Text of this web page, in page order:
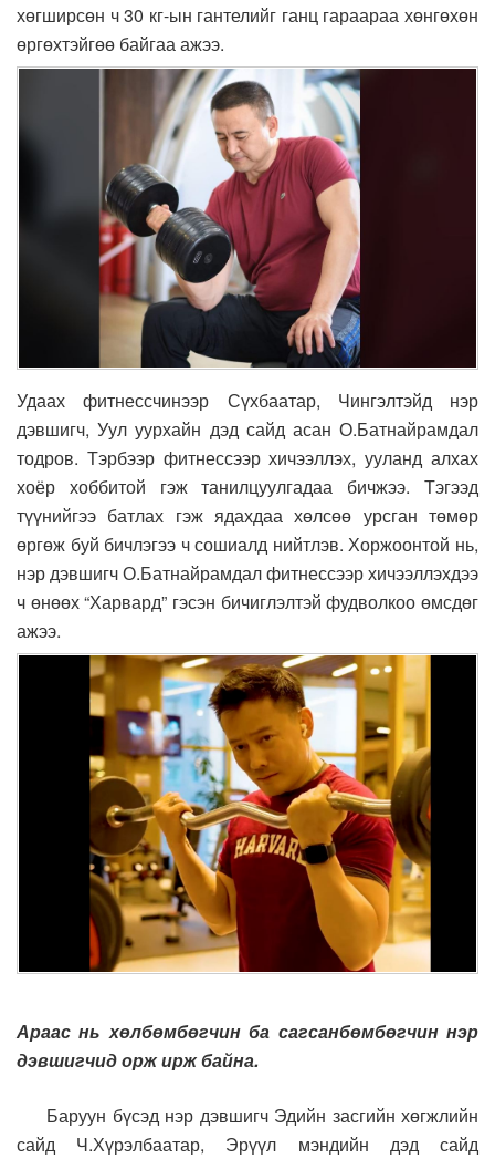
хөгширсөн ч 30 кг-ын гантелийг ганц гараараа хөнгөхөн
өргөхтэйгөө байгаа ажээ.
Удаах фитнессчинээр Сүхбаатар, Чингэлтэйд нэр
дэвшигч, Уул уурхайн дэд сайд асан О.Батнайрамдал
тодров. Тэрбээр фитнессээр хичээллэх, ууланд алхах
хоёр хоббитой гэж танилцуулгадаа бичжээ. Тэгээд
түүнийгээ батлах гэж ядахдаа хөлсөө урсган төмөр
өргөж буй бичлэгээ ч сошиалд нийтлэв. Хоржоонтой нь,
нэр дэвшигч О.Батнайрамдал фитнессээр хичээллэхдээ
ч өнөөх “Харвард” гэсэн бичиглэлтэй фудволкоо өмсдөг
ажээ.
Араас нь хөлбөмбөгчин ба сагсанбөмбөгчин нэр
дэвшигчид орж ирж байна.
Баруун бүсэд нэр дэвшигч Эдийн засгийн хөгжлийн
сайд Ч.Хүрэлбаатар, Эрүүл мэндийн дэд сайд